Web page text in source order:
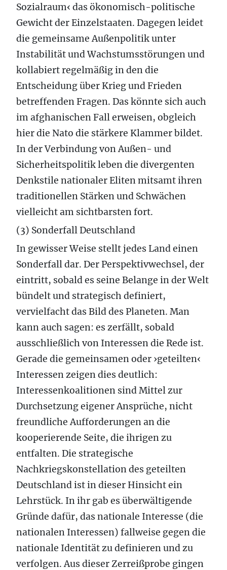
Sozialraum‹ das ökonomisch-politische
Gewicht der Einzelstaaten. Dagegen leidet
die gemeinsame Außenpolitik unter
Instabilität und Wachstumsstörungen und
kollabiert regelmäßig in den die
Entscheidung über Krieg und Frieden
betreffenden Fragen. Das könnte sich auch
im afghanischen Fall erweisen, obgleich
hier die Nato die stärkere Klammer bildet.
In der Verbindung von Außen- und
Sicherheitspolitik leben die divergenten
Denkstile nationaler Eliten mitsamt ihren
traditionellen Stärken und Schwächen
vielleicht am sichtbarsten fort.
(3) Sonderfall Deutschland
In gewisser Weise stellt jedes Land einen
Sonderfall dar. Der Perspektivwechsel, der
eintritt, sobald es seine Belange in der Welt
bündelt und strategisch definiert,
vervielfacht das Bild des Planeten. Man
kann auch sagen: es zerfällt, sobald
ausschließlich von Interessen die Rede ist.
Gerade die gemeinsamen oder ›geteilten‹
Interessen zeigen dies deutlich:
Interessenkoalitionen sind Mittel zur
Durchsetzung eigener Ansprüche, nicht
freundliche Aufforderungen an die
kooperierende Seite, die ihrigen zu
entfalten. Die strategische
Nachkriegskonstellation des geteilten
Deutschland ist in dieser Hinsicht ein
Lehrstück. In ihr gab es überwältigende
Gründe dafür, das nationale Interesse (die
nationalen Interessen) fallweise gegen die
nationale Identität zu definieren und zu
verfolgen. Aus dieser Zerreißprobe gingen